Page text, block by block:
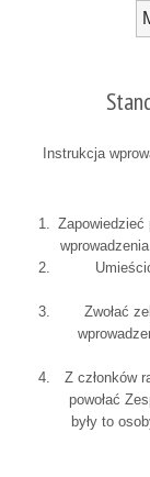
Instrukcja
Zapowiedzieć
Zwołać
Z członków
powołać
były to